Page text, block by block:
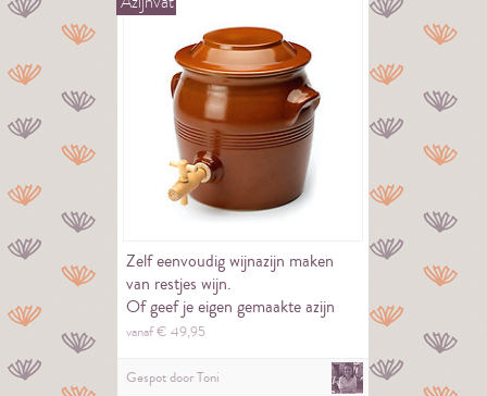
Zelf eenvoudig wijnazijn maken
van restjes wijn.
Of geef je eigen gemaakte azijn
cadeau.
vanaf €49,95
Gespot doorToni